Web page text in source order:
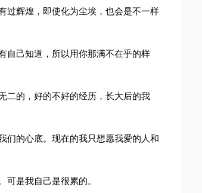
过辉煌，即使化为尘埃，也会是不一样
自己知道，所以用你那满不在乎的样
二的，好的不好的经历，长大后的我
们的心底。现在的我只想愿我爱的人和
是我自己是很累的。